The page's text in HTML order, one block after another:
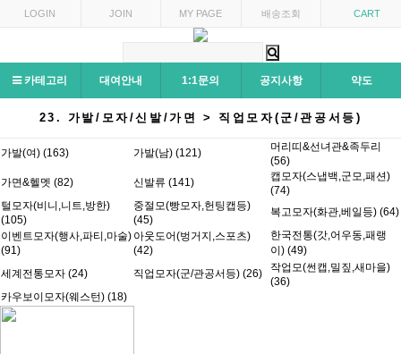
LOGIN JOIN MY PAGE 배송조회 CART
카테고리 대여안내 1:1문의 공지사항 약도
23. 가발/모자/신발/가면 > 직업모자(군/관공서등)
가발(여) (163) 가발(남) (121)
머리띠&선녀관&족두리
(56)
가면&헬멧 (82)
신발류 (141)
캡모자(스냅백,군모,패션)
(74)
털모자(비니,니트,방한)
(105)
중절모(빵모자,헌팅캡등)
(45)
복고모자(화관,베일등) (64)
이벤트모자(행사,파티,마술)
(91)
아웃도어(벙거지,스포츠)
(42)
한국전통(갓,어우동,패랭
이) (49)
세계전통모자 (24)
직업모자(군/관공서등) (26)
작업모(썬캡,밀짚,새마을)
(36)
카우보이모자(웨스턴) (18)